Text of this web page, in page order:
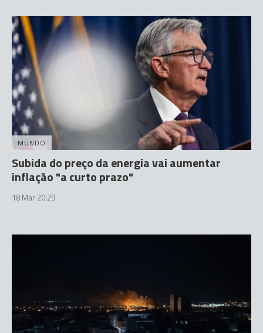
MUNDO
Subida do preço da energia vai aumentar
inflação "a curto prazo"
18 Mar 20:29